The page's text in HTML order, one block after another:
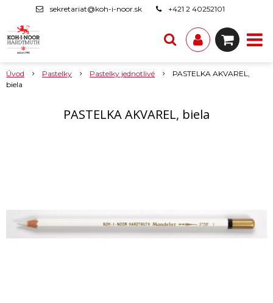
sekretariat@koh-i-noor.sk +421 2 40252101
Úvod Pastelky Pastelky jednotlivé
PASTELKA AKVAREL,
biela
PASTELKA AKVAREL, biela